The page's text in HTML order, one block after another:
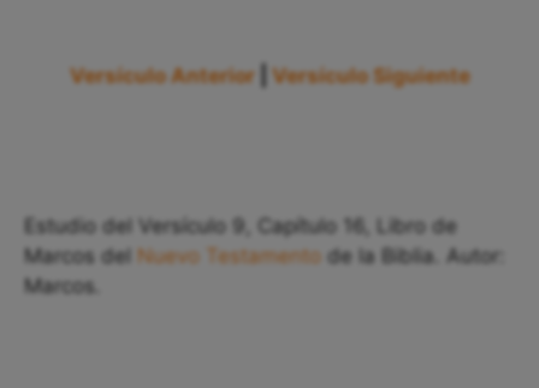
Versículo Anterior Versículo Siguiente
Estudio del Versículo 9, Capítulo 16, Libro de
Marcos del Nuevo Testamento de la Biblia. Autor:
Marcos.